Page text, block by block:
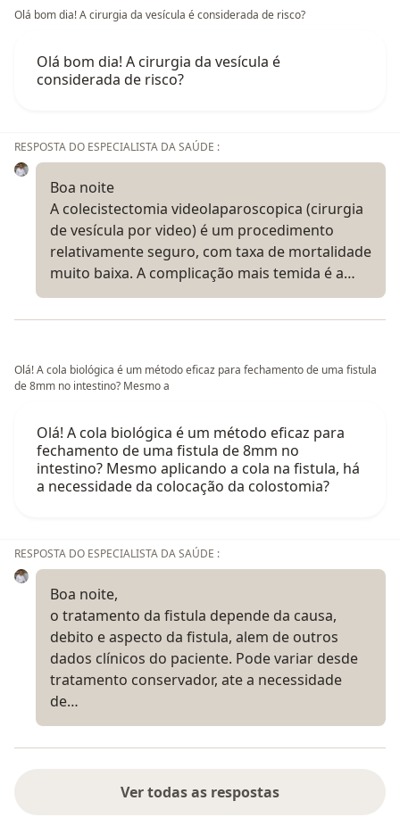
Olá bom dia! A cirurgia da vesícula é considerada de risco?
Olá bom dia! A cirurgia da vesícula é
considerada de risco?
RESPOSTA DO ESPECIALISTA DA SAÚDE :
Boa noite
A colecistectomia videolaparoscopica (cirurgia
de vesícula por video) é um procedimento
relativamente seguro, com taxa de mortalidade
muito baixa. A complicação mais temida é a…
Olá! A cola biológica é um método eficaz para fechamento de uma fistula
de 8mm no intestino? Mesmo a
Olá! A cola biológica é um método eficaz para
fechamento de uma fistula de 8mm no
intestino? Mesmo aplicando a cola na fistula, há
a necessidade da colocação da colostomia?
RESPOSTA DO ESPECIALISTA DA SAÚDE :
Boa noite,
o tratamento da fistula depende da causa,
debito e aspecto da fistula, alem de outros
dados clínicos do paciente. Pode variar desde
tratamento conservador, ate a necessidade
de…
Ver todas as respostas